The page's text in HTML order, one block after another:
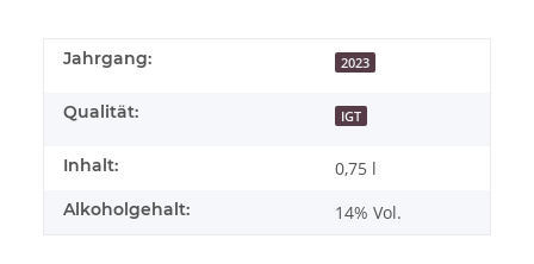
Jahrgang: 2023
Qualität: IGT
Inhalt: 0,75 l
Alkoholgehalt: 14% Vol.